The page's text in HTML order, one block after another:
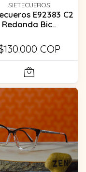
SIETECUEROS
E92383 C2
Redonda Bic..
COP